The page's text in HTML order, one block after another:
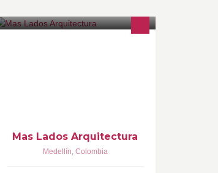
Mas Lados Arquitectura
Medellín, Colombia